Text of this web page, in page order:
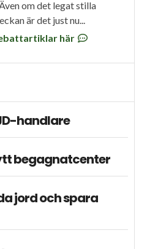
om det legat stilla
är det just nu...
här
handlare
begagnatcenter
jord och spara